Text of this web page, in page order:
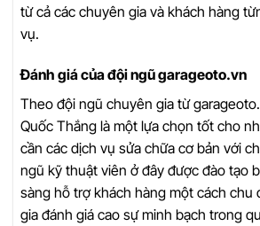
từ cả các chuyên gia và khách hàng
vụ.
Đánh giá của đội ngũ garageoto.vn
Theo đội ngũ chuyên gia từ
Quốc Thắng là một lựa chọn tốt cho
cần các dịch vụ sửa chữa cơ bản với
ngũ kỹ thuật viên ở đây được đào tạo
sàng hỗ trợ khách hàng một cách chu
gia đánh giá cao sự minh bạch trong